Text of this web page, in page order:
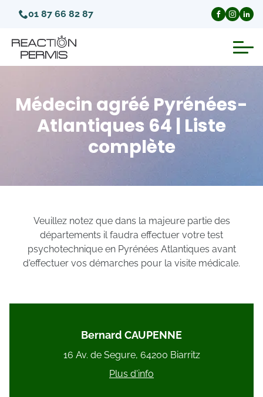
01 87 66 82 87
Invalidation du permis de conduire
Annulation du permis de conduire
Visite médicale test psychotechnique
Médecin agréé Pyrénées-
Atlantiques 64 | Liste
complète
Veuillez notez que dans la majeure partie des
départements il faudra effectuer votre test
psychotechnique en Pyrénées Atlantiques avant
d'effectuer vos démarches pour la visite médicale.
Bernard CAUPENNE
16 Av. de Segure, 64200 Biarritz
Plus d'info